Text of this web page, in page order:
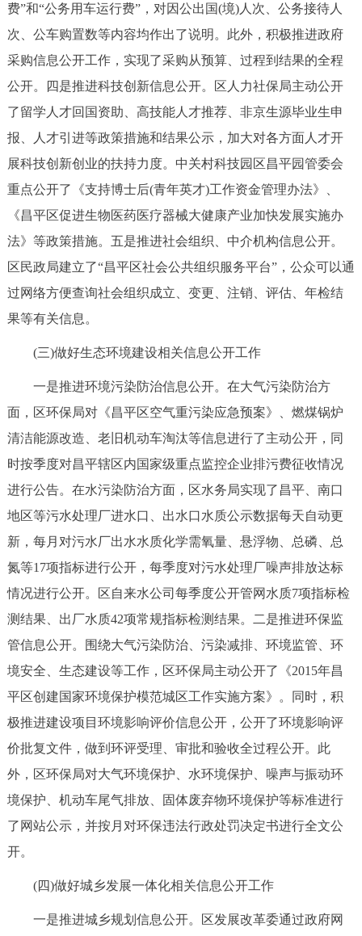
费”和“公务用车运行费”，对因公出国(境)人次、公务接待人
次、公车购置数等内容均作出了说明。此外，积极推进政府
采购信息公开工作，实现了采购从预算、过程到结果的全程
公开。四是推进科技创新信息公开。区人力社保局主动公开
了留学人才回国资助、高技能人才推荐、非京生源毕业生申
报、人才引进等政策措施和结果公示，加大对各方面人才开
展科技创新创业的扶持力度。中关村科技园区昌平园管委会
重点公开了《支持博士后(青年英才)工作资金管理办法》、
《昌平区促进生物医药医疗器械大健康产业加快发展实施办
法》等政策措施。五是推进社会组织、中介机构信息公开。
区民政局建立了“昌平区社会公共组织服务平台”，公众可以通
过网络方便查询社会组织成立、变更、注销、评估、年检结
果等有关信息。
(三)做好生态环境建设相关信息公开工作
一是推进环境污染防治信息公开。在大气污染防治方
面，区环保局对《昌平区空气重污染应急预案》、燃煤锅炉
清洁能源改造、老旧机动车淘汰等信息进行了主动公开，同
时按季度对昌平辖区内国家级重点监控企业排污费征收情况
进行公告。在水污染防治方面，区水务局实现了昌平、南口
地区等污水处理厂进水口、出水口水质公示数据每天自动更
新，每月对污水厂出水水质化学需氧量、悬浮物、总磷、总
氮等17项指标进行公开，每季度对污水处理厂噪声排放达标
情况进行公开。区自来水公司每季度公开管网水质7项指标检
测结果、出厂水质42项常规指标检测结果。二是推进环保监
管信息公开。围绕大气污染防治、污染减排、环境监管、环
境安全、生态建设等工作，区环保局主动公开了《2015年昌
平区创建国家环境保护模范城区工作实施方案》。同时，积
极推进建设项目环境影响评价信息公开，公开了环境影响评
价批复文件，做到环评受理、审批和验收全过程公开。此
外，区环保局对大气环境保护、水环境保护、噪声与振动环
境保护、机动车尾气排放、固体废弃物环境保护等标准进行
了网站公示，并按月对环保违法行政处罚决定书进行全文公
开。
(四)做好城乡发展一体化相关信息公开工作
一是推进城乡规划信息公开。区发展改革委通过政府网